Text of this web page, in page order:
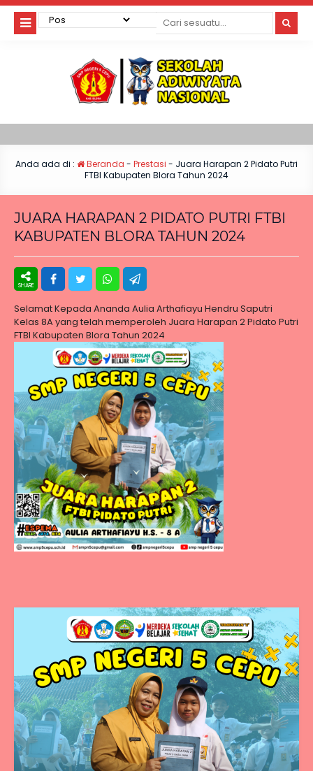
Anda ada di : Beranda - Prestasi - Juara Harapan 2 Pidato Putri
FTBI Kabupaten Blora Tahun 2024
JUARA HARAPAN 2 PIDATO PUTRI FTBI
KABUPATEN BLORA TAHUN 2024
Selamat Kepada Ananda Aulia Arthafiayu Hendru Saputri
Kelas 8A yang telah memperoleh Juara Harapan 2 Pidato Putri
FTBI Kabupaten Blora Tahun 2024